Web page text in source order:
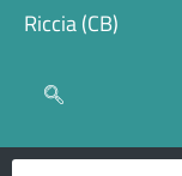
Riccia (CB)